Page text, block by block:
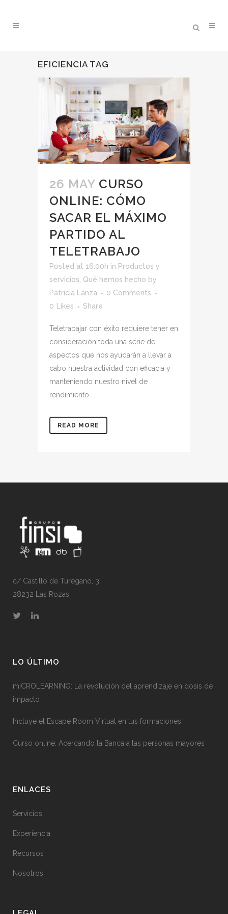
EFICIENCIA TAG
26 MAY CURSO
ONLINE: CÓMO
SACAR EL MÁXIMO
PARTIDO AL
TELETRABAJO
Posted at 16:00h in Productos y
servicios Qué hemos hecho by
Patricia Lanza
0 Comments
0
Likes Share
Teletrabajar con éxito requiere tener en
consideración toda una serie de
aspectos que nos ayudarán a llevar a
cabo nuestra actividad con eficacia y
manteniendo nuestro nivel de
rendimiento....
READ MORE
c/ Castillo de Turégano, 3
28232 Las Rozas
LO ÚLTIMO
mICROLEARNING: La revolución del aprendizaje en dosis de
impacto
Incluye el Escape Room Virtual en tus formaciones
Curso online: Acercando la Banca a las personas mayores
ENLACES
Servicios
Experiencia
Recursos
Nosotros